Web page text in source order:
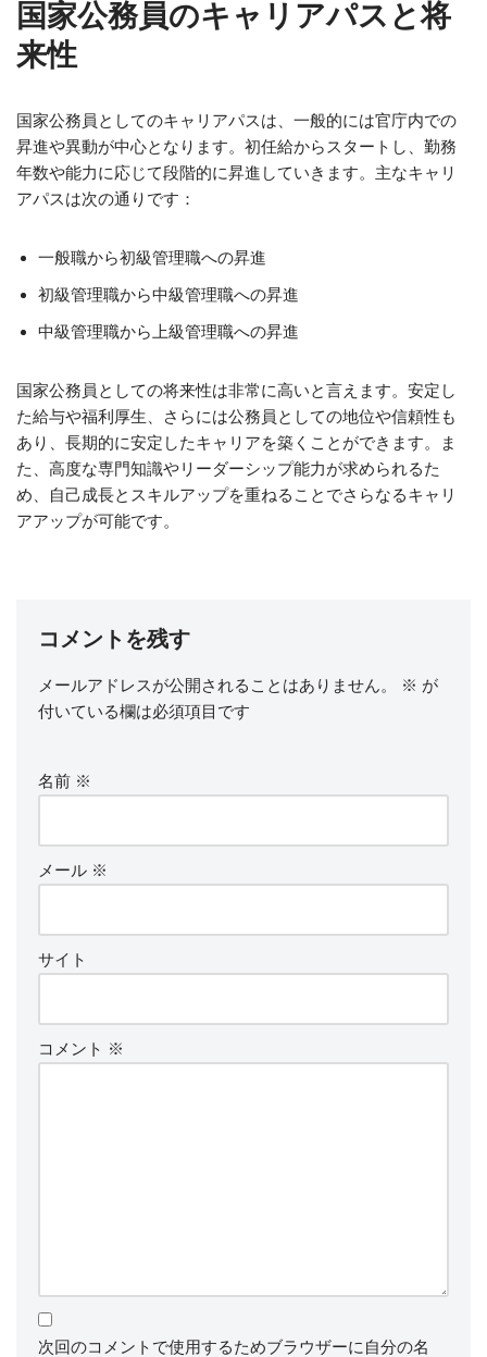
国家公務員のキャリアパスと将
来性
国家公務員としてのキャリアパスは、一般的には官庁内での
昇進や異動が中心となります。初任給からスタートし、勤務
年数や能力に応じて段階的に昇進していきます。主なキャリ
アパスは次の通りです：
一般職から初級管理職への昇進
初級管理職から中級管理職への昇進
中級管理職から上級管理職への昇進
国家公務員としての将来性は非常に高いと言えます。安定し
た給与や福利厚生、さらには公務員としての地位や信頼性も
あり、長期的に安定したキャリアを築くことができます。ま
た、高度な専門知識やリーダーシップ能力が求められるた
め、自己成長とスキルアップを重ねることでさらなるキャリ
アアップが可能です。
コメントを残す
メールアドレスが公開されることはありません。 ※ が
付いている欄は必須項目です
名前 ※
メール ※
サイト
コメント ※
次回のコメントで使用するためブラウザーに自分の名